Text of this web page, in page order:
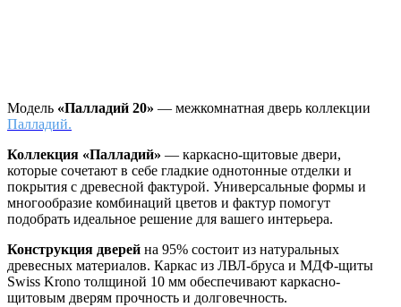
Модель «Палладий 20» — межкомнатная дверь коллекции
Палладий.
Коллекция «Палладий» — каркасно-щитовые двери,
которые сочетают в себе гладкие однотонные отделки и
покрытия с древесной фактурой. Универсальные формы и
многообразие комбинаций цветов и фактур помогут
подобрать идеальное решение для вашего интерьера.
Конструкция дверей на 95% состоит из натуральных
древесных материалов. Каркас из ЛВЛ-бруса и МДФ-щиты
Swiss Krono толщиной 10 мм обеспечивают каркасно-
щитовым дверям прочность и долговечность.